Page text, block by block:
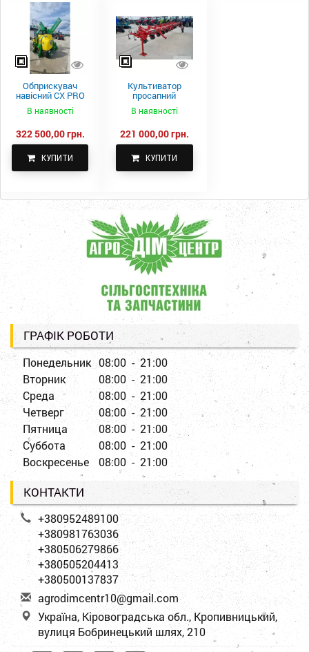
Обприскувач
навісний CX PRO
В наявності
322 500,00 грн.
КУПИТИ
Культиватор
просапний
КПН-5,6-05
В наявності
221 000,00 грн.
КУПИТИ
ГРАФІК РОБОТИ
Понедельник 08:00 - 21:00
Вторник
08:00 - 21:00
Среда
08:00 - 21:00
Четверг
08:00 - 21:00
Пятница
08:00 - 21:00
Суббота
08:00 - 21:00
Воскресенье
08:00 - 21:00
КОНТАКТИ
+380952489100
+380981763036
+380506279866
+380505204413
+380500137837
agrodimcentr10@gmail.com
Україна, Кіровоградська обл., Кропивницький,
вулиця Бобринецький шлях, 210